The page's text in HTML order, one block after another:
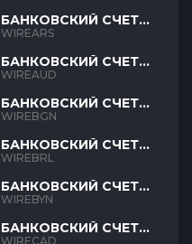
БАНКОВСКИЙ СЧЕТ
ARS
WIREARS
БАНКОВСКИЙ СЧЕТ
AUD
WIREAUD
БАНКОВСКИЙ СЧЕТ
BGN
WIREBGN
БАНКОВСКИЙ СЧЕТ
BRL
WIREBRL
БАНКОВСКИЙ СЧЕТ
BYN
WIREBYN
БАНКОВСКИЙ СЧЕТ
CAD
WIRECAD